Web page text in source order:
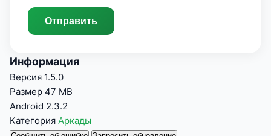
Отправить
Информация
Версия 1.5.0
Размер 47 MB
Android 2.3.2
Категория Аркады